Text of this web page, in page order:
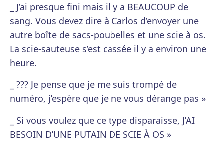
_ J’ai presque fini mais il y a BEAUCOUP de
sang. Vous devez dire à Carlos d’envoyer une
autre boîte de sacs-poubelles et une scie à os.
La scie-sauteuse s’est cassée il y a environ une
heure.
_ ??? Je pense que je me suis trompé de
numéro, j’espère que je ne vous dérange pas »
_ Si vous voulez que ce type disparaisse, J’AI
BESOIN D’UNE PUTAIN DE SCIE À OS »